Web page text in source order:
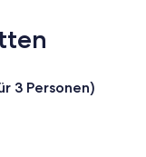
3 Personen)